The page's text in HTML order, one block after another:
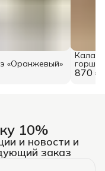
«Оранжевый»
870 ₽
10%
и новости и
заказ